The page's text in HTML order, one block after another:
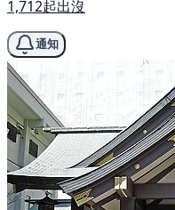
1,712起出沒
通知